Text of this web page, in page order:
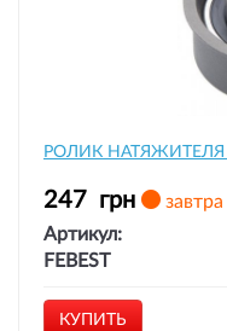
РОЛИК НАТЯЖИТЕЛЯ
247 грн
завтра
Артикул:
FEBEST
КУПИТЬ